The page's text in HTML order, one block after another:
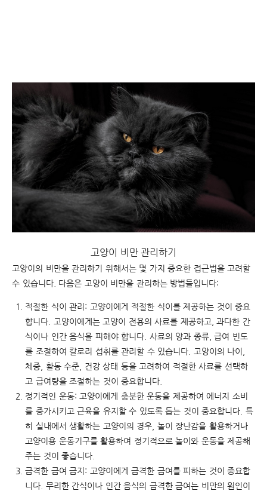
고양이 비만 관리하기
고양이의 비만을 관리하기 위해서는 몇 가지 중요한 접근법을 고려할
수 있습니다. 다음은 고양이 비만을 관리하는 방법들입니다:
적절한 식이 관리: 고양이에게 적절한 식이를 제공하는 것이 중요
합니다. 고양이에게는 고양이 전용의 사료를 제공하고, 과다한 간
식이나 인간 음식을 피해야 합니다. 사료의 양과 종류, 급여 빈도
를 조절하여 칼로리 섭취를 관리할 수 있습니다. 고양이의 나이,
체중, 활동 수준, 건강 상태 등을 고려하여 적절한 사료를 선택하
고 급여량을 조절하는 것이 중요합니다.
정기적인 운동: 고양이에게 충분한 운동을 제공하여 에너지 소비
를 증가시키고 근육을 유지할 수 있도록 돕는 것이 중요합니다. 특
히 실내에서 생활하는 고양이의 경우, 놀이 장난감을 활용하거나
고양이용 운동기구를 활용하여 정기적으로 놀이와 운동을 제공해
주는 것이 좋습니다.
급격한 급여 금지: 고양이에게 급격한 급여를 피하는 것이 중요합
니다. 무리한 간식이나 인간 음식의 급격한 급여는 비만의 원인이